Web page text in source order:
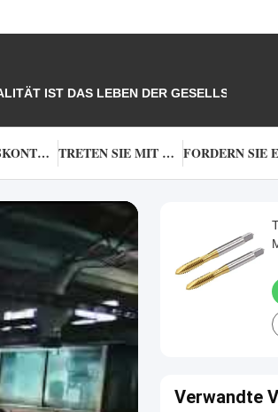
IST DAS LEBEN DER GESELLSCHAFT.
QUALITÄTSKONTROLLE TRETEN SIE MIT UNS IN VERBINDUNG
Verwandte